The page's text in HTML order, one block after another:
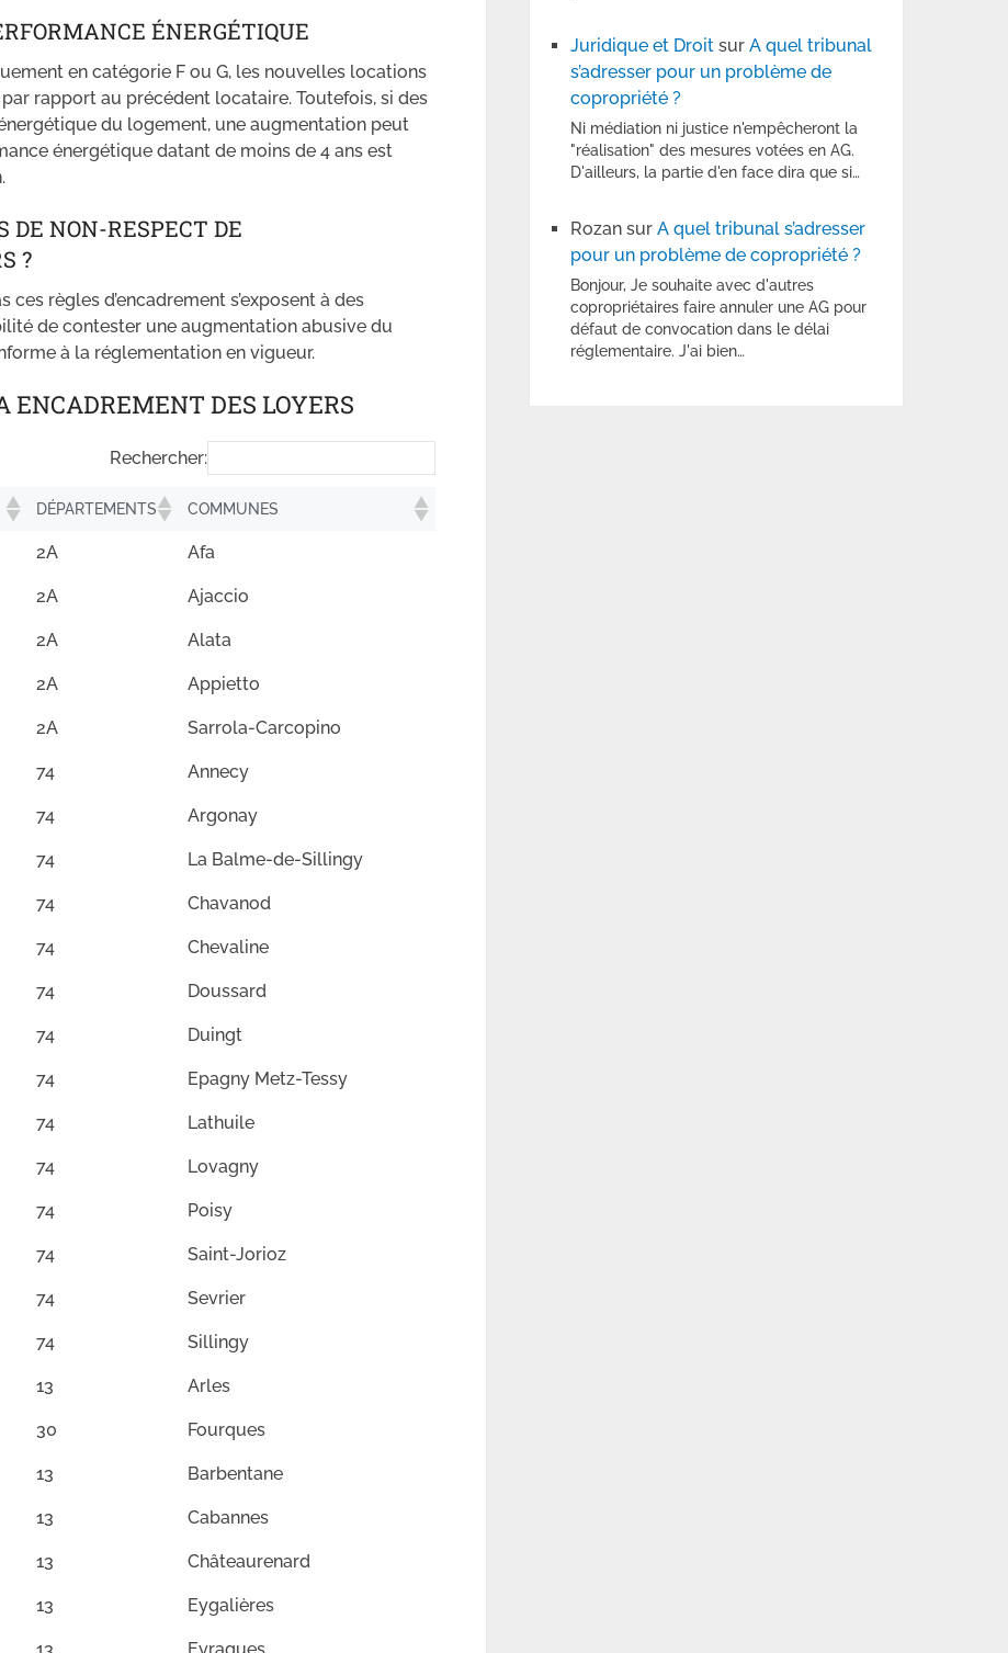
ÉNERGÉTIQUE
en catégorie F ou G, les nouvelles locations
rapport au précédent locataire. Toutefois, si des
du logement, une augmentation peut
énergétique datant de moins de 4 ans est
DE NON-RESPECT DE
?
règles d’encadrement s’exposent à des
de contester une augmentation abusive du
à la réglementation en vigueur.
ENCADREMENT DES LOYERS
Rechercher:
DÉPARTEMENTS COMMUNES
2A Afa
2A Ajaccio
2A Alata
2A Appietto
2A Sarrola-Carcopino
74 Annecy
74 Argonay
74 La Balme-de-Sillingy
74 Chavanod
74 Chevaline
74 Doussard
74 Duingt
74 Epagny Metz-Tessy
74 Lathuile
74 Lovagny
74 Poisy
74 Saint-Jorioz
74 Sevrier
74 Sillingy
13 Arles
30 Fourques
13 Barbentane
13 Cabannes
13 Châteaurenard
13 Eygalières
Juridique et Droit surA quel tribunal
s’adresser pour un problème de
copropriété ?
Ni médiation ni justice n'empêcheront la
"réalisation" des mesures votées en AG.
D'ailleurs, la partie d'en face dira que si…
Rozan surA quel tribunal s’adresser
pour un problème de copropriété ?
Bonjour, Je souhaite avec d'autres
copropriétaires faire annuler une AG pour
défaut de convocation dans le délai
réglementaire. J'ai bien…